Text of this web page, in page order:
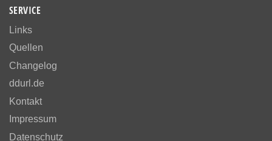
SERVICE
Links
Quellen
Changelog
ddurl.de
Kontakt
Impressum
Datenschutz